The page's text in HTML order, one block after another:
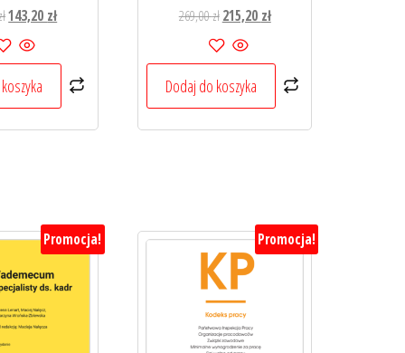
Pierwotna
cena
wynosiła:
179,00 zł.
143,20 złAktualna
143,20 zł.
269,00zł Pierwotna
cena
wynosiła:
269,00 zł.
215,20 złAktualna
215,20 zł.
Dodaj do koszyka
Promocja! Promocja!